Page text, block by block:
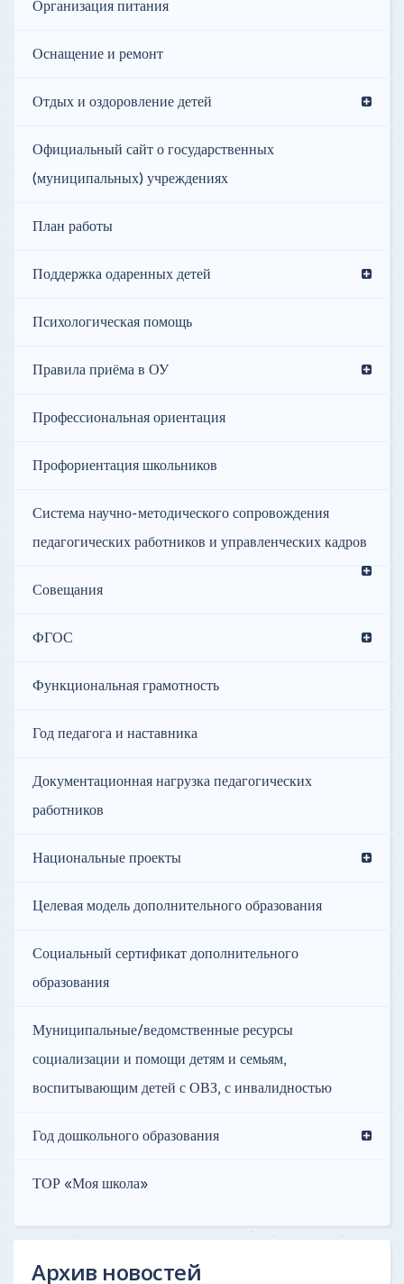
Организация питания
Оснащение и ремонт
Отдых и оздоровление детей
Официальный сайт о государственных
(муниципальных) учреждениях
План работы
Поддержка одаренных детей
Психологическая помощь
Правила приёма в ОУ
Профессиональная ориентация
Профориентация школьников
Система научно-методического сопровождения
педагогических работников и управленческих кадров
Совещания
ФГОС
Функциональная грамотность
Год педагога и наставника
Документационная нагрузка педагогических
работников
Национальные проекты
Целевая модель дополнительного образования
Социальный сертификат дополнительного
образования
Муниципальные/ведомственные ресурсы
социализации и помощи детям и семьям,
воспитывающим детей с ОВЗ, с инвалидностью
Год дошкольного образования
ТОР «Моя школа»
Архив новостей